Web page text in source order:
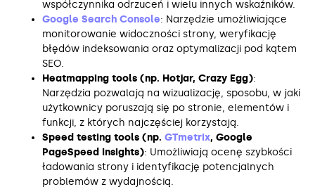
współczynnika odrzuceń i wielu innych wskaźników.
Google Search Console: Narzędzie umożliwiające
monitorowanie widoczności strony, weryfikację
błędów indeksowania oraz optymalizacji pod kątem
SEO.
Heatmapping tools (np. Hotjar, Crazy Egg):
Narzędzia pozwalają na wizualizację, sposobu, w jaki
użytkownicy poruszają się po stronie, elementów i
funkcji, z których najczęściej korzystają.
Speed testing tools (np. GTmetrix, Google
PageSpeed Insights): Umożliwiają ocenę szybkości
ładowania strony i identyfikację potencjalnych
problemów z wydajnością.